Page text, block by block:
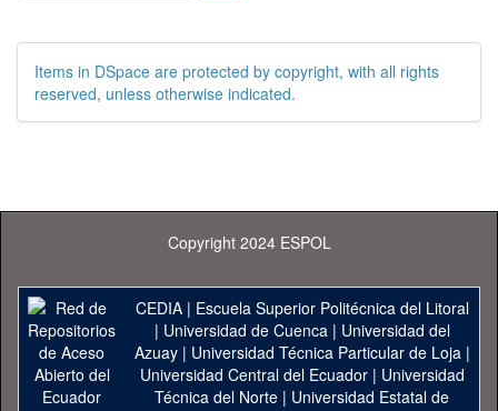
Items in DSpace are protected by copyright, with all rights
reserved, unless otherwise indicated.
Copyright 2024 ESPOL
CEDIA| Escuela Superior Politécnica del Litoral
| Universidad de Cuenca| Universidad del
Azuay| Universidad Técnica Particular de Loja|
Universidad Central del Ecuador| Universidad
Técnica del Norte | Universidad Estatal de